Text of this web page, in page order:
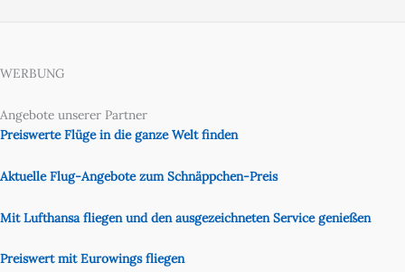
WERBUNG
Angebote unserer Partner
Preiswerte Flüge in die ganze Welt finden
Aktuelle Flug-Angebote zum Schnäppchen-Preis
Mit Lufthansa fliegen und den ausgezeichneten Service genießen
Preiswert mit Eurowings fliegen